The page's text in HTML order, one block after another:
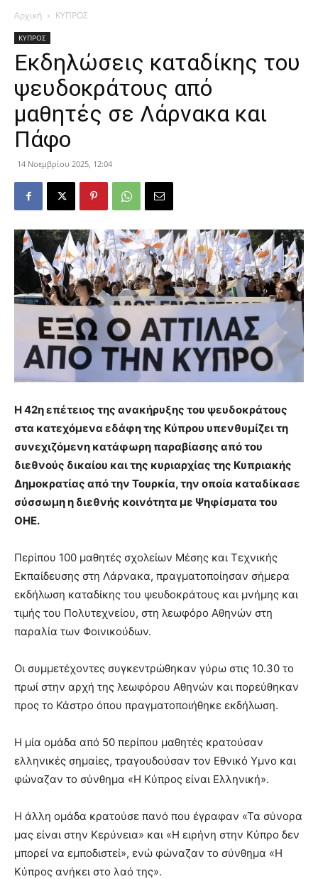
Αρχική ΚΥΠΡΟΣ
ΚΥΠΡΟΣ
Εκδηλώσεις καταδίκης του
ψευδοκράτους από
μαθητές σε Λάρνακα και
Πάφο
14 Νοεμβρίου 2025, 12:04
H 42η επέτειος της ανακήρυξης του ψευδοκράτους
στα κατεχόμενα εδάφη της Κύπρου υπενθυμίζει τη
συνεχιζόμενη κατάφωρη παραβίασης από του
διεθνούς δικαίου και της κυριαρχίας της Κυπριακής
Δημοκρατίας από την Τουρκία, την οποία καταδίκασε
σύσσωμη η διεθνής κοινότητα με Ψηφίσματα του
ΟΗΕ.
Περίπου 100 μαθητές σχολείων Μέσης και Τεχνικής
Εκπαίδευσης στη Λάρνακα, πραγματοποίησαν σήμερα
εκδήλωση καταδίκης του ψευδοκράτους και μνήμης και
τιμής του Πολυτεχνείου, στη λεωφόρο Αθηνών στη
παραλία των Φοινικούδων.
Οι συμμετέχοντες συγκεντρώθηκαν γύρω στις 10.30 το
πρωί στην αρχή της λεωφόρου Αθηνών και πορεύθηκαν
προς το Κάστρο όπου πραγματοποιήθηκε εκδήλωση.
Η μία ομάδα από 50 περίπου μαθητές κρατούσαν
ελληνικές σημαίες, τραγουδούσαν τον Εθνικό Υμνο και
φώναζαν το σύνθημα «Η Κύπρος είναι Ελληνική».
Η άλλη ομάδα κρατούσε πανό που έγραφαν «Τα σύνορα
μας είναι στην Κερύνεια» και «Η ειρήνη στην Κύπρο δεν
μπορεί να εμποδιστεί», ενώ φώναζαν το σύνθημα «Η
Κύπρος ανήκει στο λαό της».